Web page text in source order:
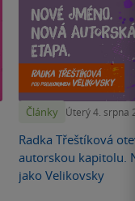
Články Úterý 4. srpna
Radka Třeštíková
autorskou kapitolu.
jako Velikovsky